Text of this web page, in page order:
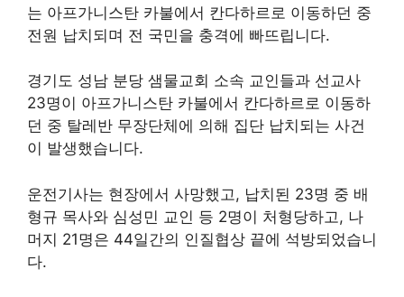
는 아프가니스탄 카불에서 칸다하르로 이동하던 중
전원 납치되며 전 국민을 충격에 빠뜨립니다.
경기도 성남 분당 샘물교회 소속 교인들과 선교사
23명이 아프가니스탄 카불에서 칸다하르로 이동하
던 중 탈레반 무장단체에 의해 집단 납치되는 사건
이 발생했습니다.
운전기사는 현장에서 사망했고, 납치된 23명 중 배
형규 목사와 심성민 교인 등 2명이 처형당하고, 나
머지 21명은 44일간의 인질협상 끝에 석방되었습니
다.